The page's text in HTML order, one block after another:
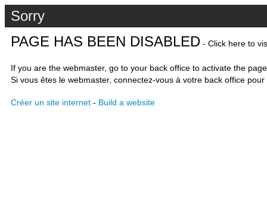
Sorry
PAGE HAS BEEN DISABLED - Click here to
If you are the webmaster, go to your back office to activate the
Si vous êtes le webmaster, connectez-vous à votre back office
Créer un site internet - Build a website